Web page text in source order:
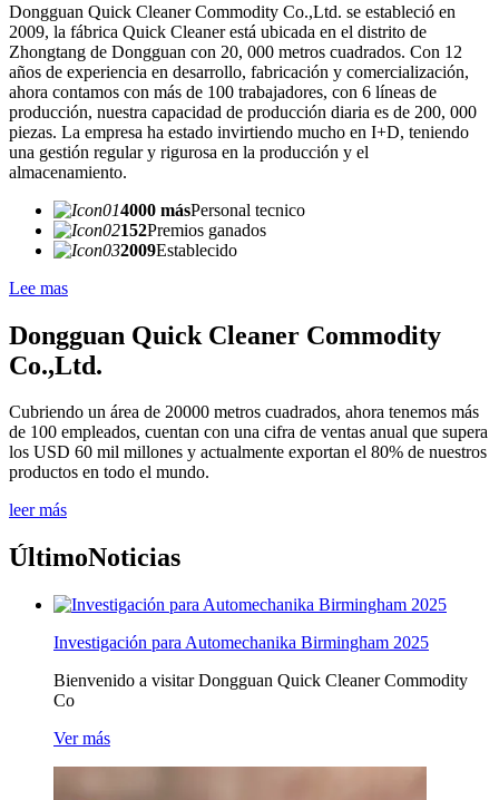
Dongguan Quick Cleaner Commodity Co.,Ltd. se estableció en
2009, la fábrica Quick Cleaner está ubicada en el distrito de
Zhongtang de Dongguan con 20, 000 metros cuadrados. Con 12
años de experiencia en desarrollo, fabricación y comercialización,
ahora contamos con más de 100 trabajadores, con 6 líneas de
producción, nuestra capacidad de producción diaria es de 200, 000
piezas. La empresa ha estado invirtiendo mucho en I+D, teniendo
una gestión regular y rigurosa en la producción y el
almacenamiento.
4000 másPersonal tecnico
152Premios ganados
2009Establecido
Lee mas
Dongguan Quick Cleaner Commodity
Co.,Ltd.
Cubriendo un área de 20000 metros cuadrados, ahora tenemos más
de 100 empleados, cuentan con una cifra de ventas anual que supera
los USD 60 mil millones y actualmente exportan el 80% de nuestros
productos en todo el mundo.
leer más
ÚltimoNoticias
Investigación para Automechanika Birmingham 2025
Bienvenido a visitar Dongguan Quick Cleaner Commodity
Co
Ver más